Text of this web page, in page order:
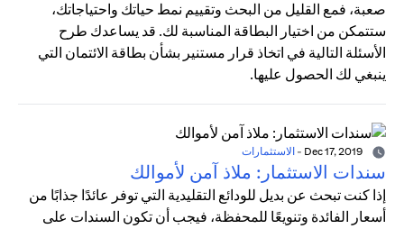
صعبة، فمع القليل من البحث وتقييم نمط حياتك واحتياجاتك،
ستتمكن من اختيار البطاقة المناسبة لك. قد يساعدك طرح
الأسئلة التالية في اتخاذ قرار مستنير بشأن بطاقة الائتمان التي
ينبغي لك الحصول عليها.
- الاستثمارات
سندات الاستثمار: ملاذ آمن لأموالك
إذا كنت تبحث عن بديل للودائع التقليدية التي توفر عائدًا جذابًا من
أسعار الفائدة وتنويعًا للمحفظة، فيجب أن تكون السندات على